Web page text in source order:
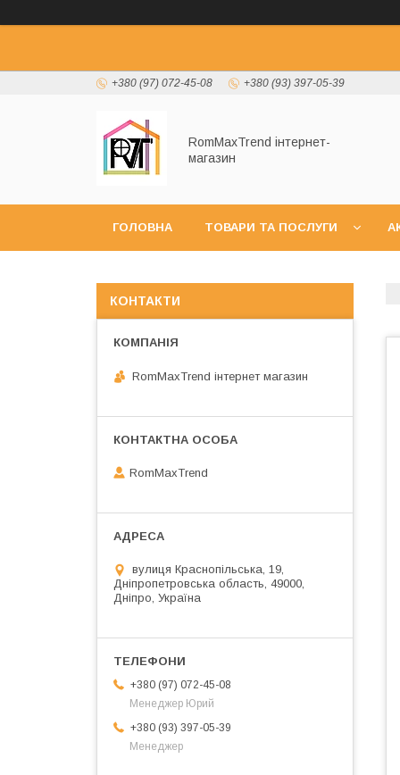
+380 (97) 072-45-08 +380 (93) 397-05-39
RomMaxTrend інтернет-
магазин
ГОЛОВНА ТОВАРИ ТА ПОСЛУГИ
КОНТАКТИ
RomMaxTrend інтернет магазин
RomMaxTrend
вулиця Краснопільська, 19,
Дніпропетровська область, 49000,
Дніпро, Україна
+380 (97) 072-45-08
Менеджер Юрий
+380 (93) 397-05-39
Менеджер